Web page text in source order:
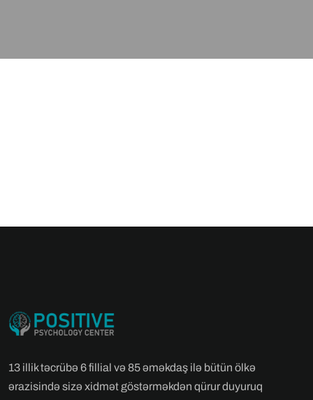
13 illik təcrübə 6 fillial və 85 əməkdaş ilə bütün ölkə
ərazisində sizə xidmət göstərməkdən qürur duyuruq